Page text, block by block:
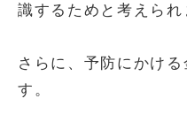
識するためと考えられ
さらに、予防にかけ
す。